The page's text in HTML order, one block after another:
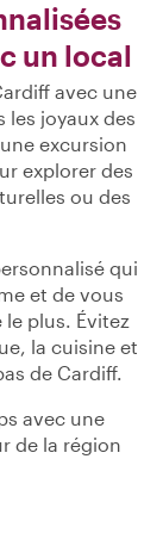
un local
avec une
les joyaux des
excursion
explorer des
ou des
qui
et de vous
plus. Évitez
la cuisine et
de Cardiff.
avec une
de la région